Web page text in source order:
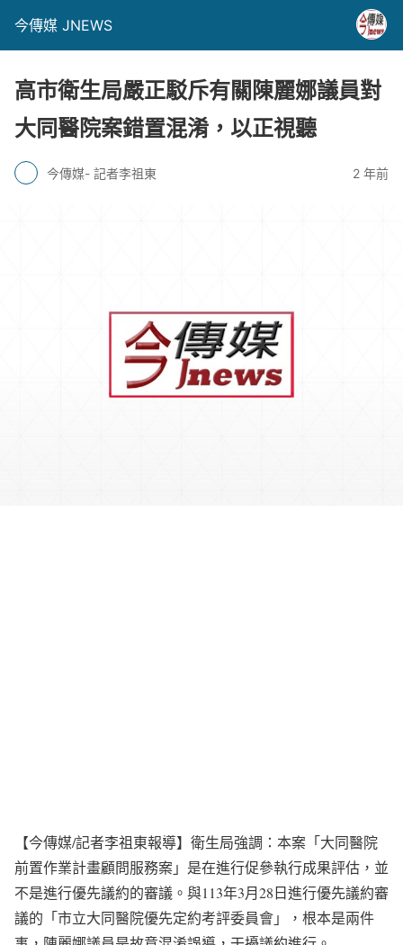
今傳媒 JNEWS
高市衛生局嚴正駁斥有關陳麗娜議員對
大同醫院案錯置混淆，以正視聽
今傳媒- 記者李祖東 2 年前
【今傳媒/記者李祖東報導】衛生局強調：本案「大同醫院
前置作業計畫顧問服務案」是在進行促參執行成果評估，並
不是進行優先議約的審議。與113年3月28日進行優先議約審
議的「市立大同醫院優先定約考評委員會」，根本是兩件